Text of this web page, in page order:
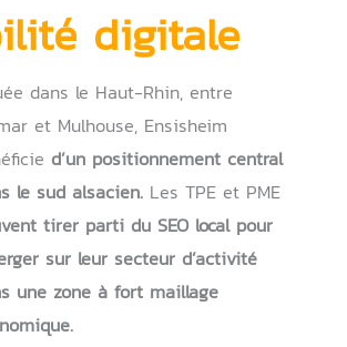
digitale
dans le Haut-Rhin, entre
et Mulhouse, Ensisheim
d’un positionnement central
le sud alsacien.Les TPE et PME
tirer parti du SEO local pour
sur leur secteur d’activité
une zone à fort maillage